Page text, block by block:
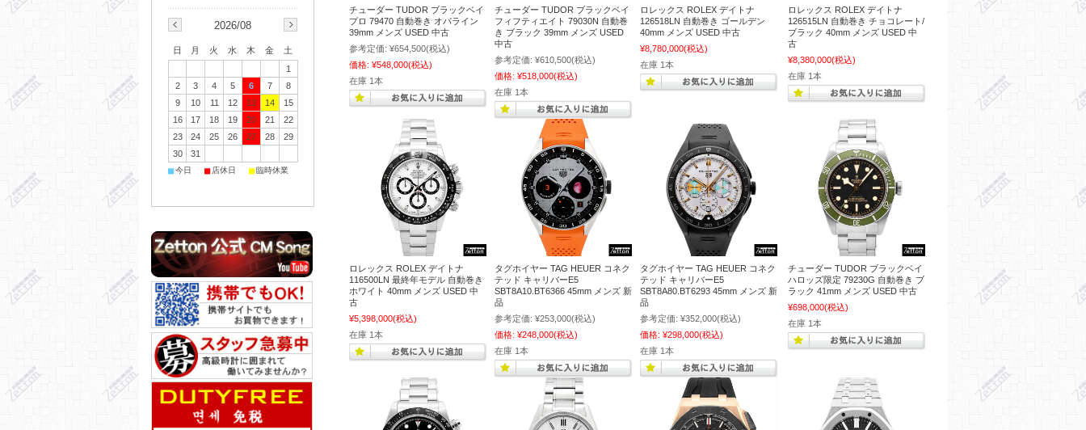
チューダー TUDOR ブラックベイ
プロ 79470 自動巻き オパライン
39mm メンズ USED 中古
参考定価: ¥654,500(税込)
価格: ¥548,000(税込)
在庫 1本
チューダー TUDOR ブラックベイ
フィフティエイト 79030N 自動巻
き ブラック 39mm メンズ USED
中古
参考定価: ¥610,500(税込)
価格: ¥518,000(税込)
在庫 1本
ロレックス ROLEX デイトナ
126518LN 自動巻き ゴールデン
40mm メンズ USED 中古
¥8,780,000(税込)
在庫 1本
ロレックス ROLEX デイトナ
126515LN 自動巻き チョコレート/
ブラック 40mm メンズ USED 中
古
¥8,380,000(税込)
在庫 1本
ロレックス ROLEX デイトナ
116500LN 最終年モデル 自動巻き
ホワイト 40mm メンズ USED 中
古
¥5,398,000(税込)
在庫 1本
タグホイヤー TAG HEUER コネク
テッド キャリバーE5
SBT8A10.BT6366 45mm メンズ 新
品
参考定価: ¥253,000(税込)
価格: ¥248,000(税込)
在庫 1本
タグホイヤー TAG HEUER コネク
テッド キャリバーE5
SBT8A80.BT6293 45mm メンズ 新
品
参考定価: ¥352,000(税込)
価格: ¥298,000(税込)
在庫 1本
チューダー TUDOR ブラックベイ
ハロッズ限定 79230G 自動巻き ブ
ラック 41mm メンズ USED 中古
¥698,000(税込)
在庫 1本
2026/08
日 月 火 水 木 金
土
1
2
3 4 5 6 7
8
9
10 11 12 13 14
15
16
17 18 19 20 21
22
23
24 25 26 27 28
29
30
31
■今日 ■ 店休日 ■臨時休業